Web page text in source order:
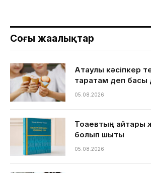
Соңғы жаңалықтар
Ақтаулық кәсіпкер
таратам деп басы
05.08.2026
Тоқаевтың айтқары
болып шықты
05.08.2026